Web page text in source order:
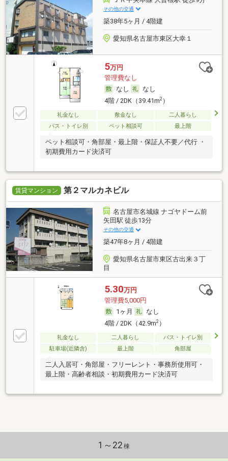
その他の交通
築38年5ヶ月 / 4階建
愛知県名古屋市東区大幸１
5万円
管理費なし
なし
なし
4階 / 2DK（39.41m2）
礼金なし 敷金なし
二人暮らし
バス・トイレ別
ペット相談可 最上階
ペット相談可・角部屋・最上階・保証人不要／代行 ・
初期費用カード決済可
賃貸マンション 第２マルカネビル
名古屋市名城線 ナゴヤドーム前
矢田駅 徒歩13分
その他の交通
築47年8ヶ月 / 4階建
愛知県名古屋市東区古出来３丁
目
5.30万円
管理費5,000円
1ヶ月
なし
4階 / 2DK（42.9m2）
礼金なし 二人暮らし
バス・トイレ別
駐車場(近隣含)
最上階 角部屋
二人入居可・角部屋・フリーレント・事務所使用可・
最上階・高齢者相談・初期費用カード決済可
1～22 棟